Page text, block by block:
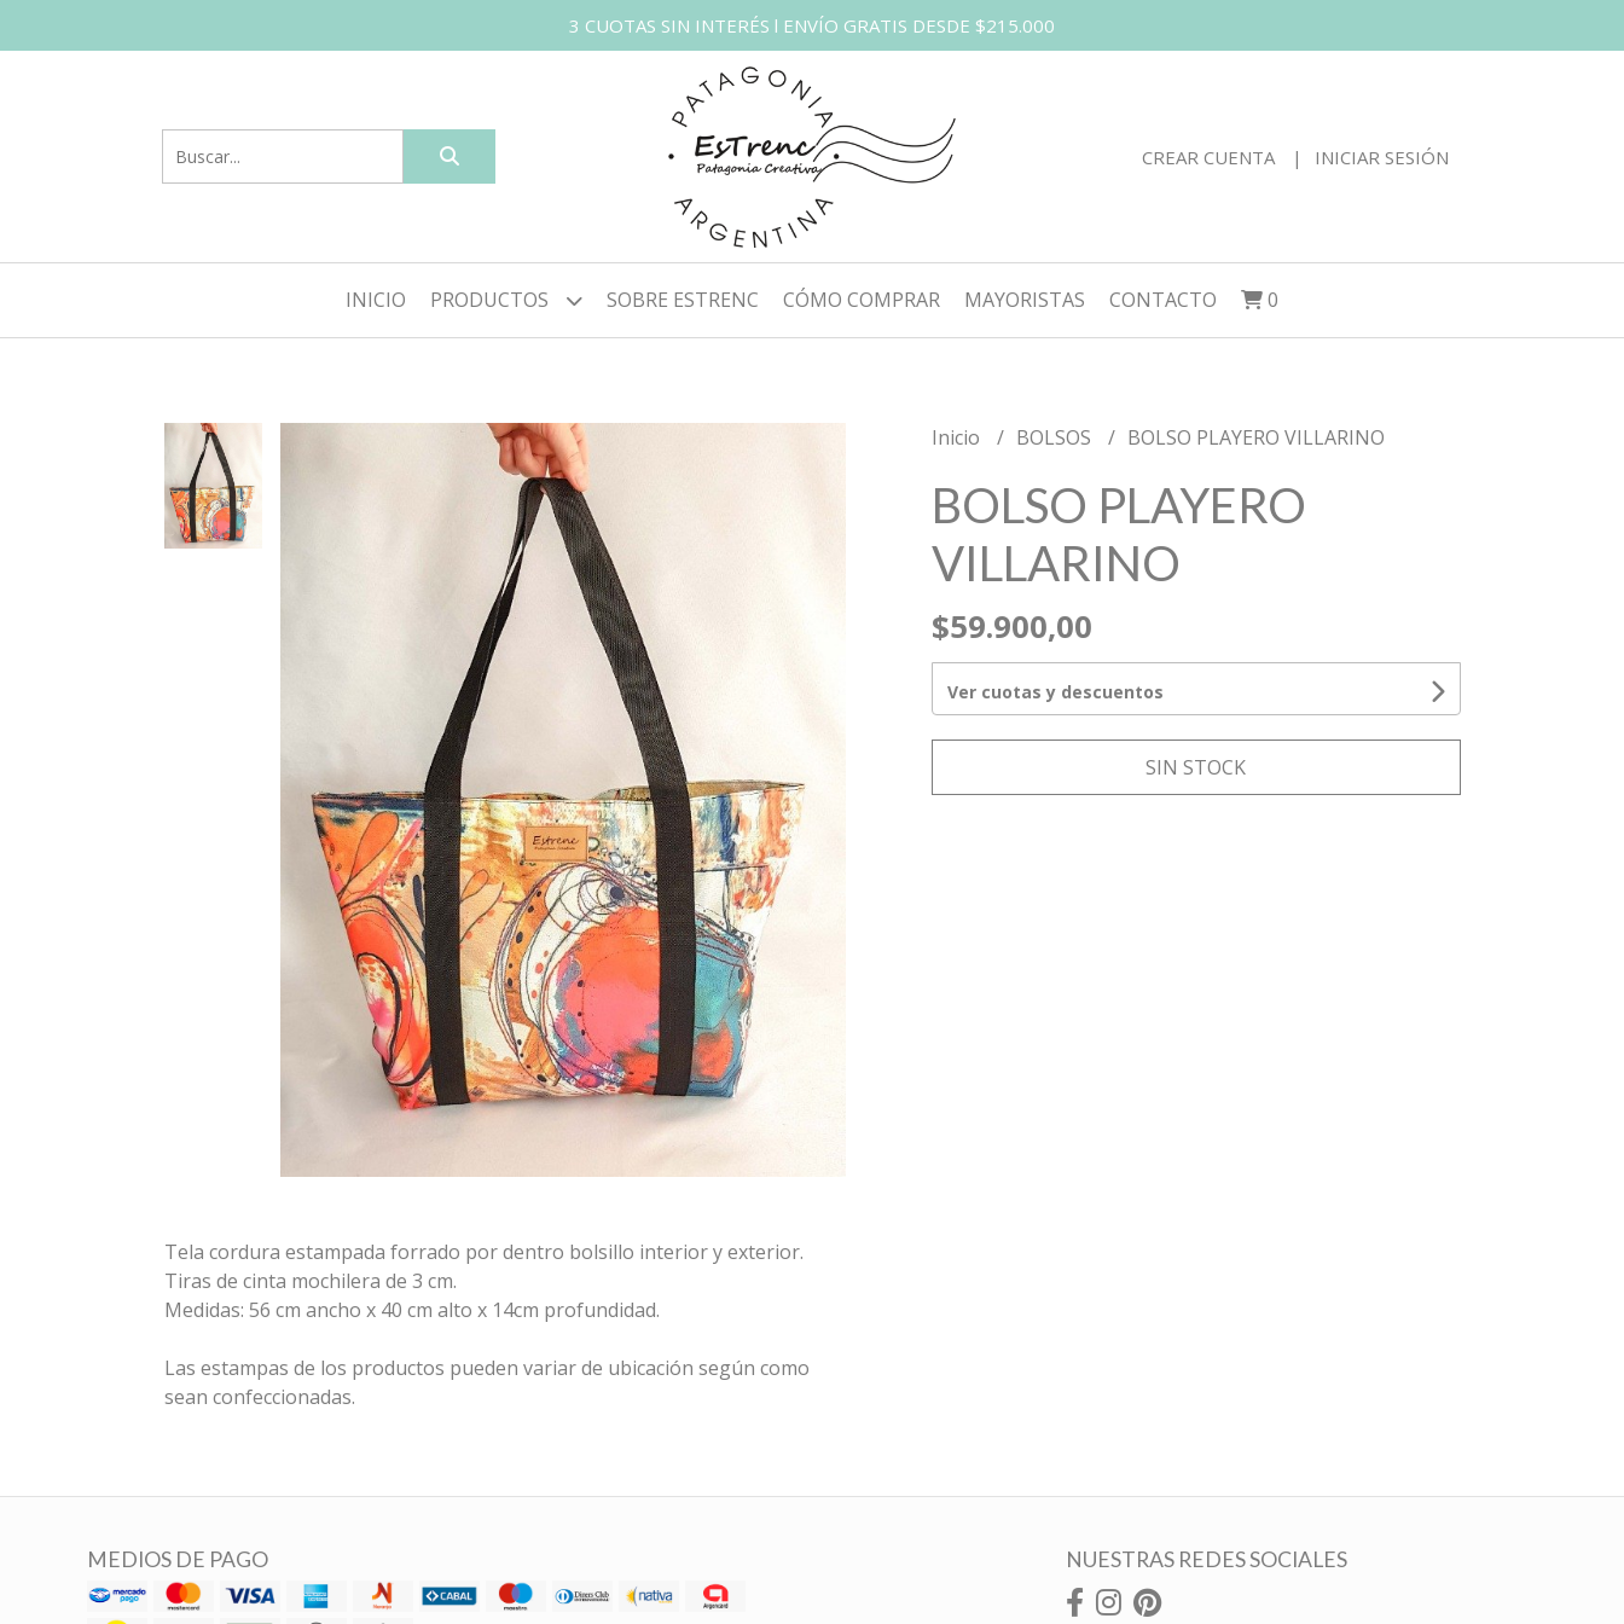
3 CUOTAS SIN INTERÉS l ENVÍO GRATIS DESDE $215.000
CREAR CUENTA INICIAR SESIÓN
INICIO PRODUCTOS SOBRE ESTRENC CÓMO COMPRAR MAYORISTAS CONTACTO 0
Tela cordura estampada forrado por dentro bolsillo interior y exterior.
Tiras de cinta mochilera de 3 cm.
Medidas: 56 cm ancho x 40 cm alto x 14cm profundidad.
Las estampas de los productos pueden variar de ubicación según como
sean confeccionadas.
Inicio BOLSOS BOLSO PLAYERO VILLARINO
BOLSO PLAYERO
VILLARINO
$59.900,00
Ver cuotas y descuentos
SIN STOCK
MEDIOS DE PAGO NUESTRAS REDES SOCIALES